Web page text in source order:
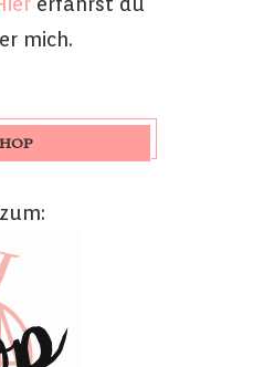
mich.